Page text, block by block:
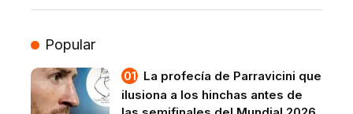
Popular
La profecía de Parravicini que
ilusiona a los hinchas antes de